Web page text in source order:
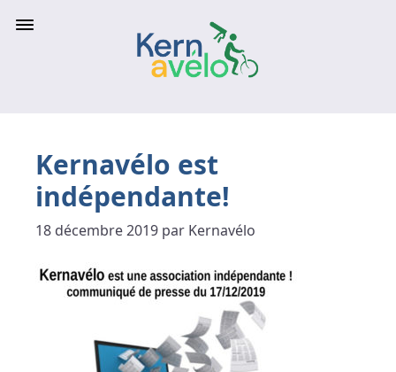
Kernavélo est
indépendante!
18 décembre 2019 par Kernavélo